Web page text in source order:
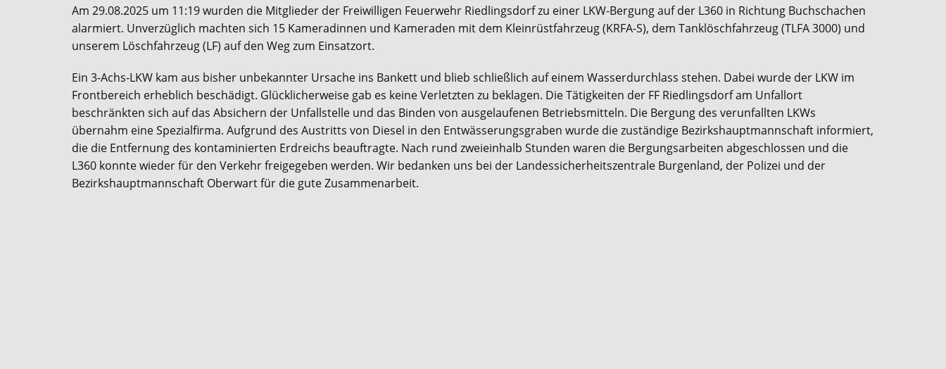
Am 29.08.2025 um 11:19 wurden die Mitglieder der Freiwilligen Feuerwehr Riedlingsdorf zu einer LKW-Bergung auf der L360 in Richtung Buchschachen
alarmiert. Unverzüglich machten sich 15 Kameradinnen und Kameraden mit dem Kleinrüstfahrzeug (KRFA-S), dem Tanklöschfahrzeug (TLFA 3000) und
unserem Löschfahrzeug (LF) auf den Weg zum Einsatzort.
Ein 3-Achs-LKW kam aus bisher unbekannter Ursache ins Bankett und blieb schließlich auf einem Wasserdurchlass stehen. Dabei wurde der LKW im
Frontbereich erheblich beschädigt. Glücklicherweise gab es keine Verletzten zu beklagen. Die Tätigkeiten der FF Riedlingsdorf am Unfallort
beschränkten sich auf das Absichern der Unfallstelle und das Binden von ausgelaufenen Betriebsmitteln. Die Bergung des verunfallten LKWs
übernahm eine Spezialfirma. Aufgrund des Austritts von Diesel in den Entwässerungsgraben wurde die zuständige Bezirkshauptmannschaft informiert,
die die Entfernung des kontaminierten Erdreichs beauftragte. Nach rund zweieinhalb Stunden waren die Bergungsarbeiten abgeschlossen und die
L360 konnte wieder für den Verkehr freigegeben werden. Wir bedanken uns bei der Landessicherheitszentrale Burgenland, der Polizei und der
Bezirkshauptmannschaft Oberwart für die gute Zusammenarbeit.